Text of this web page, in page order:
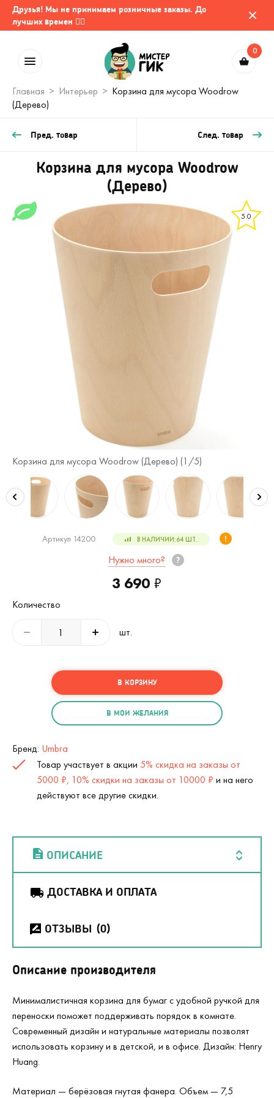
Друзья! Мы не принимаем розничные заказы. До
лучших времен 🤷‍♂️
0
Главная Интерьер
Корзина для мусора Woodrow
(Дерево)
Пред. товар След. товар
Корзина для мусора Woodrow
(Дерево)
5.0
Корзина для мусора Woodrow (Дерево) (1 /5)
Артикул 14200 В НАЛИЧИИ:64 ШТ.
Нужно много?
3 690 ₽
Количество
шт.
В КОРЗИНУ
В МОИ ЖЕЛАНИЯ
Бренд: Umbra
Товар участвует в акции 5% скидка на заказы от
5000 ₽, 10% скидки на заказы от 10000 ₽ и на него
действуют все другие скидки.
ОПИСАНИЕ
ДОСТАВКА И ОПЛАТА
ОТЗЫВЫ (0)
Описание производителя
Минималистичная корзина для бумаг с удобной ручкой для
переноски поможет поддерживать порядок в комнате.
Современный дизайн и натуральные материалы позволят
использовать корзину и в детской, и в офисе. Дизайн: Henry
Huang.
Материал — берёзовая гнутая фанера. Объем — 7,5